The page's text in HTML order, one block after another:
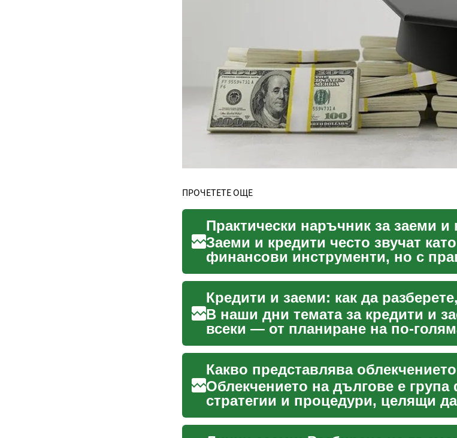
ПРОЧЕТЕТЕ ОЩЕ
Практически наръчник за заеми и
Заеми и кредити често звучат
финансови инструменти, но с
те могат да помогнат при гол...
В наши дни темата за кредити и
всеки — от планиране на
покриване на непредвид...
Облекчението на дългове е
стратегии и процедури, целящи
на задълженията върху физ...